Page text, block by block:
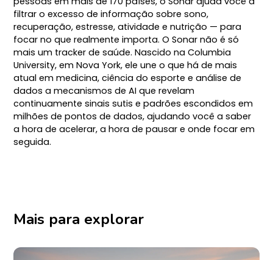
filtrar o excesso de informação sobre sono,
recuperação, estresse, atividade e nutrição — para
focar no que realmente importa. O Sonar não é só
mais um tracker de saúde. Nascido na Columbia
University, em Nova York, ele une o que há de mais
atual em medicina, ciência do esporte e análise de
dados a mecanismos de AI que revelam
continuamente sinais sutis e padrões escondidos em
milhões de pontos de dados, ajudando você a saber
a hora de acelerar, a hora de pausar e onde focar em
seguida.
Mais para explorar